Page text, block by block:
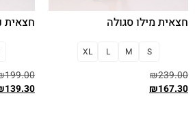
חצאית מילו סגולה
S
M
L
XL
₪239.00
₪167.30
חצאית
199.00
139.30